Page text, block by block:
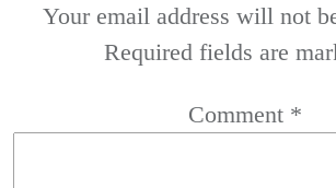
Your email address will not
Required fields are
Comment *